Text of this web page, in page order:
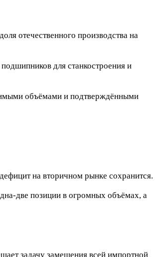
отечественного производства на
для станкостроения и
объёмами и подтверждёнными
на вторичном рынке сохранится.
две позиции в огромных объёмах, а
задачу замещения всей импортной